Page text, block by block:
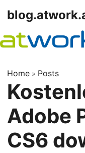
Home » Posts
Adobe
CS6